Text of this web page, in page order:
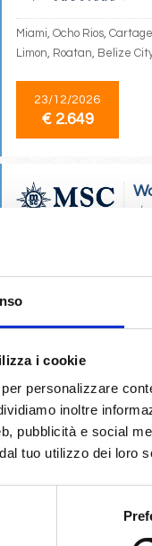
i cookie
personalizzare
inoltre
pubblicità e social
tuo utilizzo dei loro
Miami, Ocho Rios,
Limon, Roatan, Belize
23/12/2026
€ 2.649
da
€ 2.723
da
Fort De France, Pointe-